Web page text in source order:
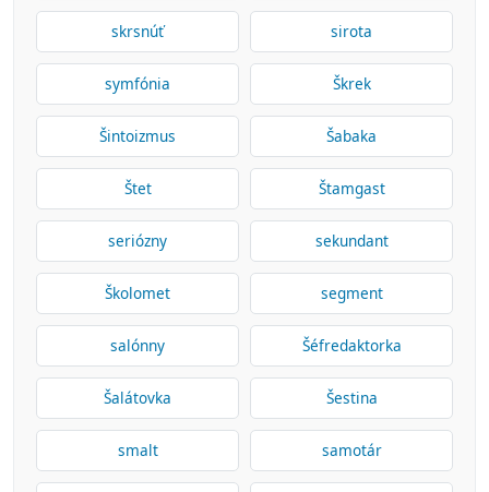
skrsnúť sirota
symfónia Škrek
Šintoizmus Šabaka
Štet Štamgast
seriózny sekundant
Školomet segment
salónny Šéfredaktorka
Šalátovka Šestina
smalt samotár